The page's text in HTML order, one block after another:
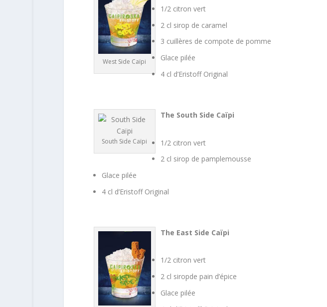
West Side Caïpi
1/2 citron vert
2 cl sirop de caramel
3 cuillères de compote de pomme
Glace pilée
4 cl d’Eristoff Original
South Side Caïpi
The South Side Caïpi
1/2 citron vert
2 cl sirop de pamplemousse
Glace pilée
4 cl d’Eristoff Original
The East Side Caïpi
1/2 citron vert
2 cl siropde pain d’épice
Glace pilée